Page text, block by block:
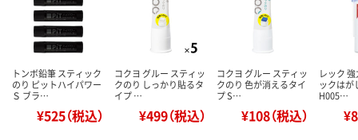
トンボ鉛筆 スティック
のり ピットハイパワー
Ｓ ブラ…
¥525（税込）
コクヨ グルー スティッ
クのり しっかり貼るタ
イプ …
¥499（税込）
コクヨ グルー スティッ
クのり 色が消えるタイ
プ S…
¥108（税込）
レック
ックはが
H005…